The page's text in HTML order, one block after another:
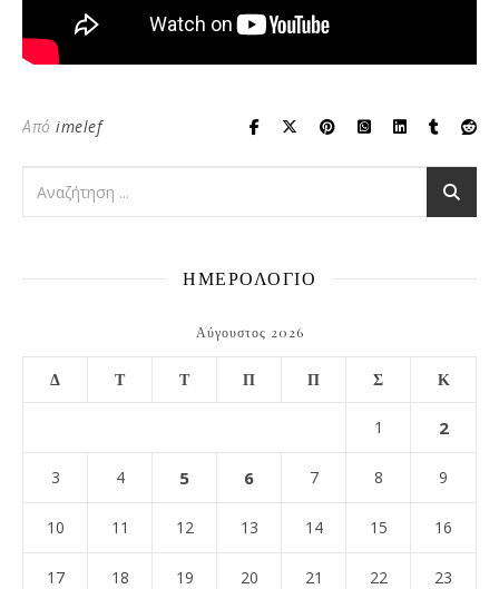
Από imelef
ΗΜΕΡΟΛΟΓΙΟ
Αύγουστος 2026
Δ Τ Τ Π Π Σ Κ
1 2
3 4 5 6 7 8 9
10 11 12 13 14 15 16
17 18 19 20 21 22 23